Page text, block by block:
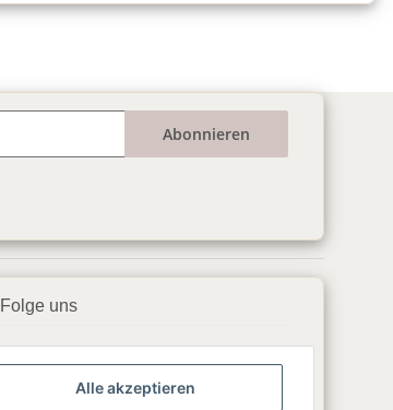
Abonnieren
Folge uns
▶️ YouTube
Alle akzeptieren